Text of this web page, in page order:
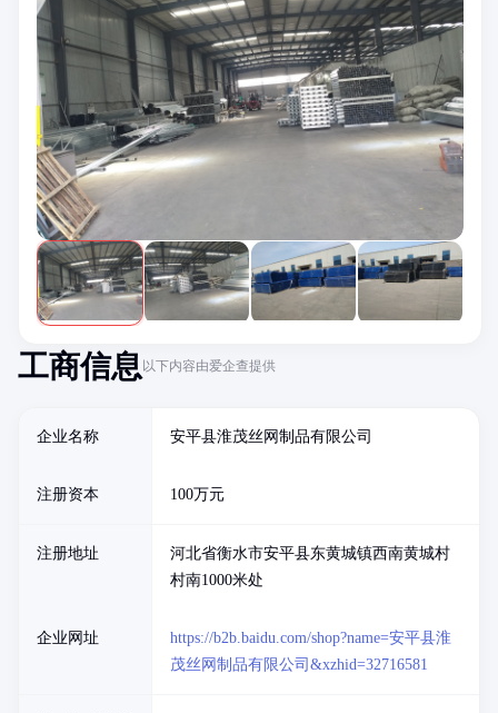
工商信息 以下内容由爱企查提供
企业名称 安平县淮茂丝网制品有限公司
注册资本 100万元
注册地址
河北省衡水市安平县东黄城镇西南黄城村
村南1000米处
企业网址
https://b2b.baidu.com/shop?name=安平县淮
茂丝网制品有限公司&xzhid=32716581